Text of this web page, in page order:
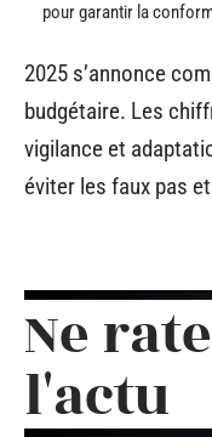
pour garantir la
2025 s’annonce
budgétaire. Les
vigilance et
éviter les faux pas
Ne
l'actu